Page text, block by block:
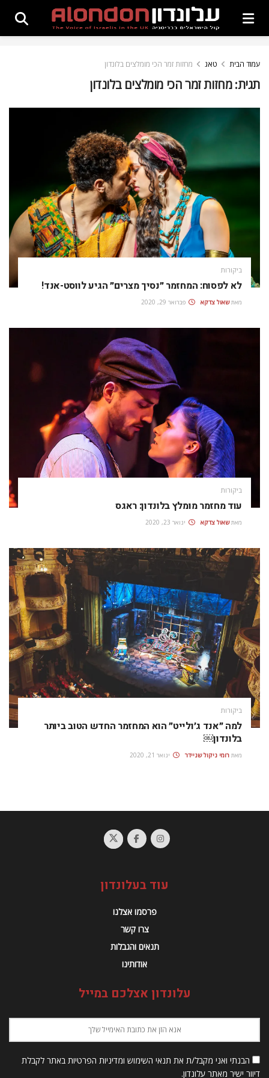
עמוד הבית טאג מחזות זמר הכי מומלצים בלונדון
תגית:מחזות זמר הכי מומלצים בלונדון
ביקורות
לא לפסוח: המחזמר ״נסיך מצרים״ הגיע לווסט-אנד!
מאת שאול צדקא פברואר 29, 2020
ביקורות
עוד מחזמר מומלץ בלונדון: ראגס
מאת שאול צדקא ינואר 23, 2020
ביקורות
למה ״אנד ג׳ולייט״ הוא המחזמר החדש הטוב ביותר
בלונדון￼
מאת רומי ניקול שניידר ינואר 21, 2020
עוד בעלונדון
פרסמו אצלנו
צרו קשר
תנאים והגבלות
אודותינו
עלונדון אצלכם במייל
הבנתי ואני מקבל/ת את תנאי השימוש ומדיניות הפרטיות באתר לקבלת
דיוור ישיר מאתר עלונדון.